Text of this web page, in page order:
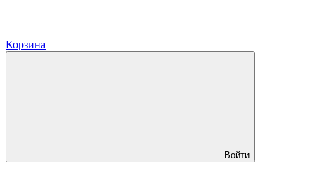
Корзина
Войти